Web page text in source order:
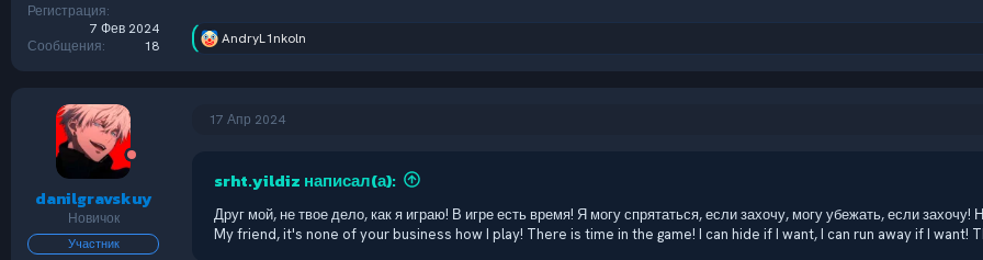
Регистрация
7 Фев 2024
Сообщения
18
Р
AndryL1nkoln
danilgravskuy
Новичок
Участник
17 Апр 2024
srht.yildiz написал(а):
Друг мой, не твое дело, как я играю! В игре есть время! Я могу спрятаться, если захочу, могу убежать, если захочу!
My friend, it's none of your business how I play! There is time in the game! I can hide if I want, I can run away if I want!